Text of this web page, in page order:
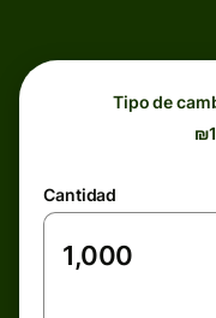
Tipo de
Cantidad